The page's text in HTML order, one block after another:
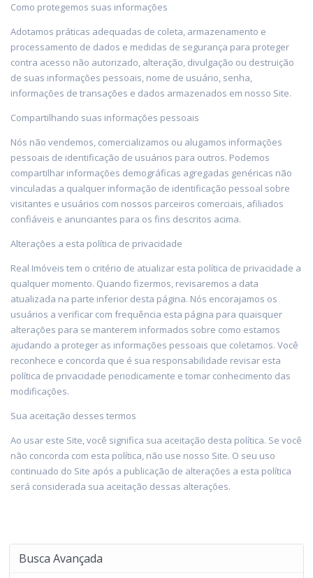
Como protegemos suas informações
Adotamos práticas adequadas de coleta, armazenamento e
processamento de dados e medidas de segurança para proteger
contra acesso não autorizado, alteração, divulgação ou destruição
de suas informações pessoais, nome de usuário, senha,
informações de transações e dados armazenados em nosso Site.
Compartilhando suas informações pessoais
Nós não vendemos, comercializamos ou alugamos informações
pessoais de identificação de usuários para outros. Podemos
compartilhar informações demográficas agregadas genéricas não
vinculadas a qualquer informação de identificação pessoal sobre
visitantes e usuários com nossos parceiros comerciais, afiliados
confiáveis ​​e anunciantes para os fins descritos acima.
Alterações a esta política de privacidade
Real Imóveis tem o critério de atualizar esta política de privacidade a
qualquer momento. Quando fizermos, revisaremos a data
atualizada na parte inferior desta página. Nós encorajamos os
usuários a verificar com frequência esta página para quaisquer
alterações para se manterem informados sobre como estamos
ajudando a proteger as informações pessoais que coletamos. Você
reconhece e concorda que é sua responsabilidade revisar esta
política de privacidade periodicamente e tomar conhecimento das
modificações.
Sua aceitação desses termos
Ao usar este Site, você significa sua aceitação desta política. Se você
não concorda com esta política, não use nosso Site. O seu uso
continuado do Site após a publicação de alterações a esta política
será considerada sua aceitação dessas alterações.
Busca Avançada